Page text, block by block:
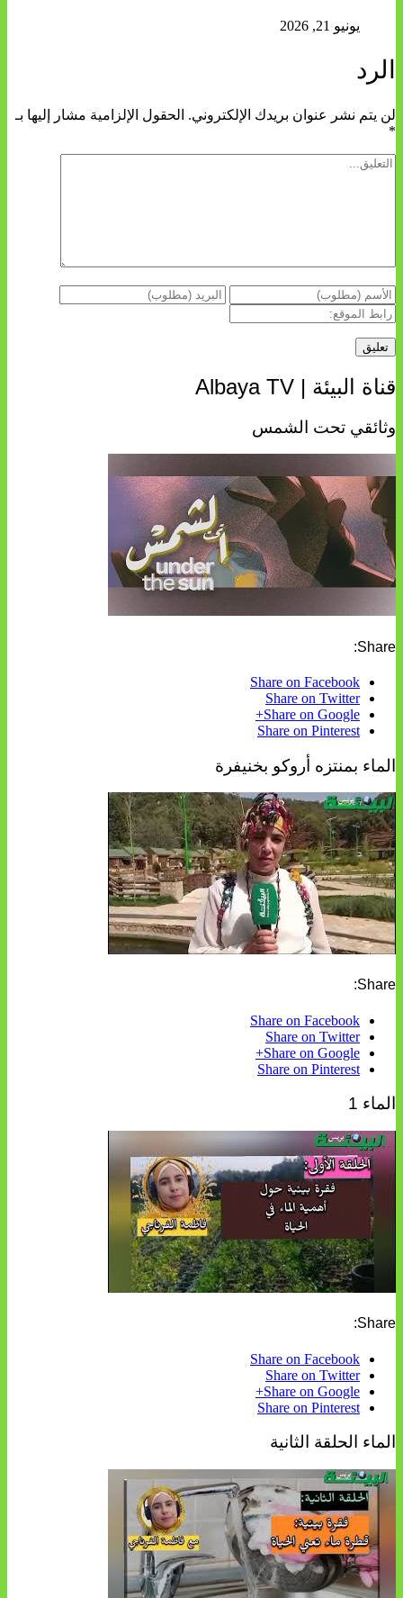
يونيو 21, 2026
الرد
لن يتم نشر عنوان بريدك الإلكتروني. الحقول الإلزامية مشار إليها بـ
*
قناة البيئة | Albaya TV
وثائقي تحت الشمس
Share:
Share on Facebook
Share on Twitter
Share on Google+
Share on Pinterest
الماء بمنتزه أروكو بخنيفرة
Share:
Share on Facebook
Share on Twitter
Share on Google+
Share on Pinterest
الماء 1
Share:
Share on Facebook
Share on Twitter
Share on Google+
Share on Pinterest
الماء الحلقة الثانية